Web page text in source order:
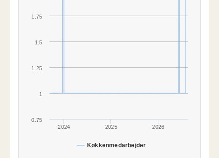
Køkkenmedarbejder
2024 2025 2026
1
0.75
1.25
1.5
1.75